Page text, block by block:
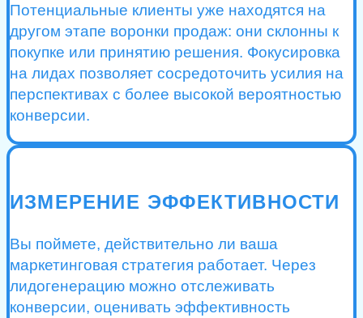
Потенциальные клиенты уже находятся на
другом этапе воронки продаж: они склонны к
покупке или принятию решения. Фокусировка
на лидах позволяет сосредоточить усилия на
перспективах с более высокой вероятностью
конверсии.
ИЗМЕРЕНИЕ ЭФФЕКТИВНОСТИ
Вы поймете, действительно ли ваша
маркетинговая стратегия работает. Через
лидогенерацию можно отслеживать
конверсии, оценивать эффективность